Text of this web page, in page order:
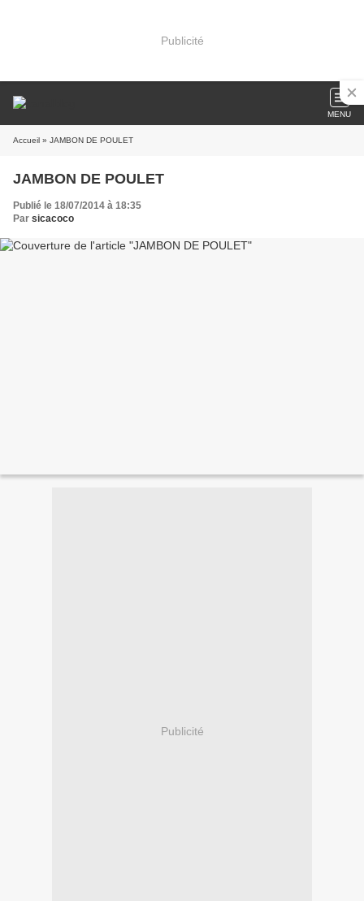
Publicité
MENU
Accueil » JAMBON DE POULET
JAMBON DE POULET
Publié le 18/07/2014 à 18:35
Par sicacoco
Publicité